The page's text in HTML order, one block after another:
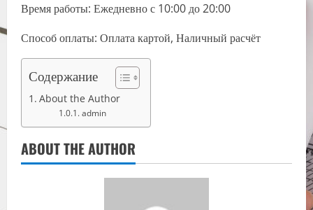
Время работы: Ежедневно с 10:00 до 20:00
Способ оплаты: Оплата картой, Наличный расчёт
Содержание
About the Author
admin
ABOUT THE AUTHOR